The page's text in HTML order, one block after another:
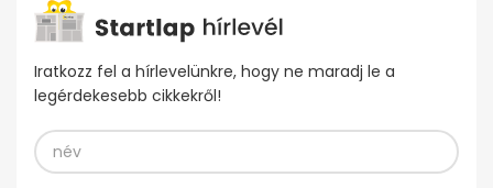
Iratkozz fel a hírlevelünkre, hogy ne maradj le a
legérdekesebb cikkekről!